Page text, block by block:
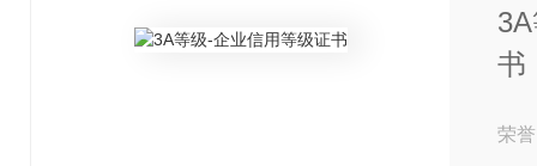
书
荣